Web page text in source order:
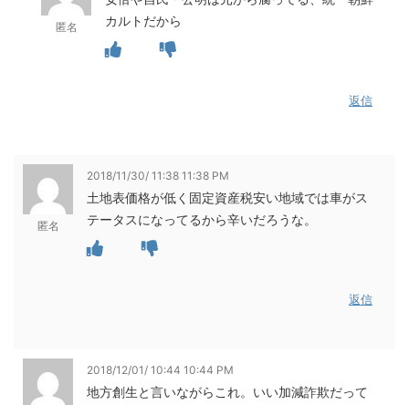
匿名
カルトだから
返信
匿名
2018/11/30/ 11:38 11:38 PM
土地表価格が低く固定資産税安い地域では車がス
テータスになってるから辛いだろうな。
返信
2018/12/01/ 10:44 10:44 PM
地方創生と言いながらこれ。いい加減詐欺だって